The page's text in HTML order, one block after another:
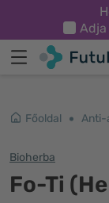
Főoldal
Bioherba
Fo-Ti